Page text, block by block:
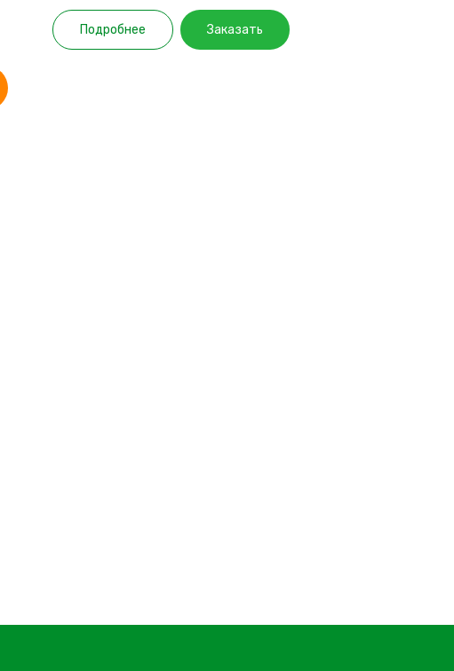
Подробнее Заказать